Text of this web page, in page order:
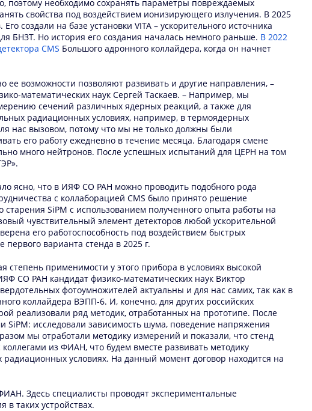
поэтому необходимо сохранять параметры повреждаемых
свойства под воздействием ионизирующего излучения. В 2025
создали на базе установки VITA – ускорительного источника
БНЗТ. Но история его создания началась немного раньше. В 2022
CMS Большого адронного коллайдера, когда он начнет
ее возможности позволяют развивать и другие направления, –
математических наук Сергей Таскаев. – Например, мы
сечений различных ядерных реакций, а также для
радиационных условиях, например, в термоядерных
нас вызовом, потому что мы не только должны были
его работу ежедневно в течение месяца. Благодаря смене
много нейтронов. После успешных испытаний для ЦЕРН на том
ясно, что в ИЯФ СО РАН можно проводить подобного рода
с коллаборацией CMS было принято решение
SiPM с использованием полученного опыта работы на
чувствительный элемент детекторов любой ускорительной
его работоспособность под воздействием быстрых
варианта стенда в 2025 г.
применимости у этого прибора в условиях высокой
СО РАН кандидат физико-математических наук Виктор
фотоумножителей актуальны и для нас самих, так как в
коллайдера ВЭПП-6. И, конечно, для других российских
реализовали ряд методик, отработанных на прототипе. После
SiPM: исследовали зависимость шума, поведение напряжения
мы отработали методику измерений и показали, что стенд
из ФИАН, что будем вместе развивать методику
условиях. На данный момент договор находится на
Здесь специалисты проводят экспериментальные
таких устройствах.